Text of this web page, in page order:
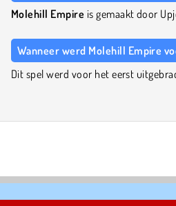
Molehill Empire is gemaakt door
Wanneer werd Molehill Empire
Dit spel werd voor het eerst